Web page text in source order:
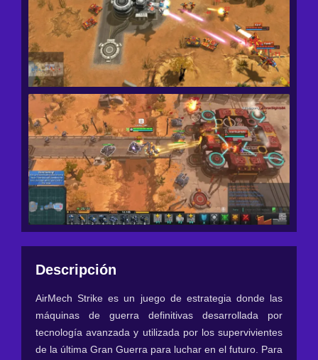
Descripción
AirMech Strike es un juego de estrategia donde las
máquinas de guerra definitivas desarrollada por
tecnología avanzada y utilizada por los supervivientes
de la última Gran Guerra para luchar en el futuro. Para